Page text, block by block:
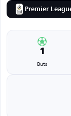
Premier
1
Buts